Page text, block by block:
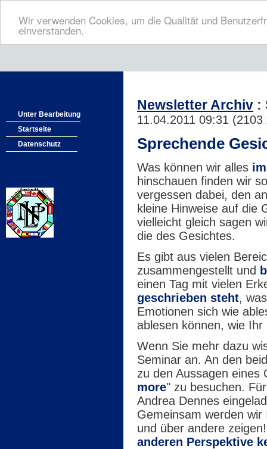
Wir verwenden Cookies, um die Qualität und
einverstanden.
Unter Bearbeitung
Startseite
Datenschutz
Newsletter Archiv :
11.04.2011 09:31 (2103
Sprechende
Was können wir alles
hinschauen finden wir
vergessen dabei, den
kleine Hinweise auf die
vielleicht gleich sagen
die des Gesichtes.
Es gibt aus vielen
zusammengestellt und
einen Tag mit vielen
geschrieben steht,
Emotionen sich wie
ablesen können, wie
Wenn Sie mehr dazu
Seminar an. An den
zu den Aussagen
more" zu besuchen.
Andrea Dennes
Gemeinsam werden
und über andere
anderen Perspektive